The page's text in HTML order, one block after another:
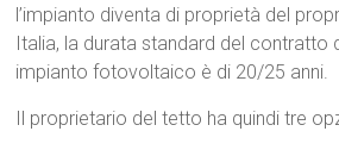
l’impianto diventa di proprietà del
Italia, la durata standard del contratto
impianto fotovoltaico è di 20/25 anni.
Il proprietario del tetto ha quindi tre